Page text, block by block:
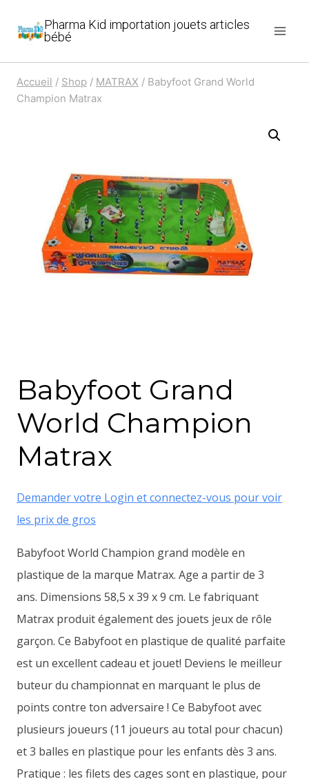
Pharma Kid importation jouets articles
bébé
Accueil / Shop / MATRAX / Babyfoot Grand World
Champion Matrax
Babyfoot Grand
World Champion
Matrax
Demander votre Login et connectez-vous pour voir
les prix de gros
Babyfoot World Champion grand modèle en
plastique de la marque Matrax. Age a partir de 3
ans. Dimensions 58,5 x 39 x 9 cm. Le fabriquant
Matrax produit également des jouets jeux de rôle
garçon. Ce Babyfoot en plastique de qualité parfaite
est un excellent cadeau et jouet! Deviens le meilleur
buteur du championnat en marquant le plus de
points contre ton adversaire ! Ce Babyfoot avec
plusieurs joueurs (11 joueurs au total pour chacun)
et 3 balles en plastique pour les enfants dès 3 ans.
Pratique : les filets des cages sont en plastique, pour